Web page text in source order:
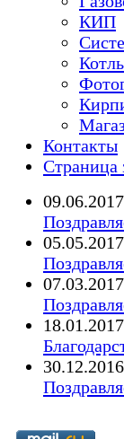
КИП
Контакты
Страница
09.06.2017
05.05.2017
07.03.2017
18.01.2017
30.12.2016